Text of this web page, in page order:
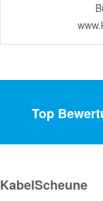
Top
KabelScheune